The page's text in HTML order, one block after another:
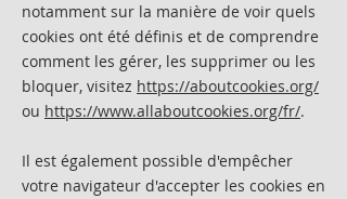
notamment sur la manière de voir quels
cookies ont été définis et de comprendre
comment les gérer, les supprimer ou les
bloquer, visitez https://aboutcookies.org/
ou https://www.allaboutcookies.org/fr/.
Il est également possible d'empêcher
votre navigateur d'accepter les cookies en